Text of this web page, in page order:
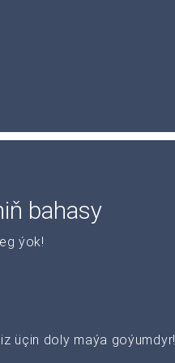
bahasy
ýok!
üçin doly maýa goýumdyr!